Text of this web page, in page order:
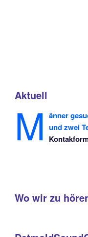
Aktuell
M änner
und zwei
Wo wir zu